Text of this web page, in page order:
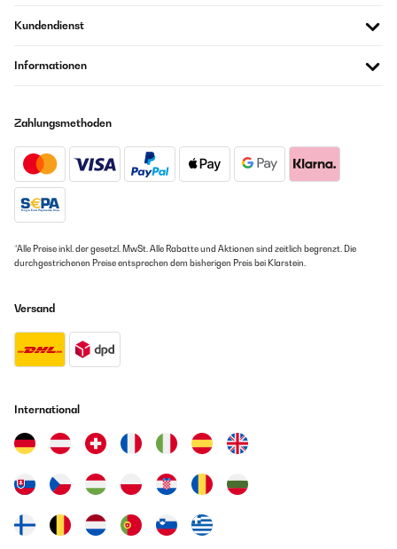
Kundendienst
Informationen
Zahlungsmethoden
*Alle Preise inkl. der gesetzl. MwSt. Alle Rabatte und Aktionen sind zeitlich begrenzt. Die
durchgestrichenen Preise entsprechen dem bisherigen Preis bei Klarstein.
Versand
International